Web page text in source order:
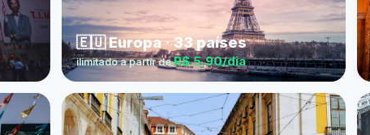
🇪🇺 Europa · 33 países
ilimitado a partir deR$ 5,90/dia